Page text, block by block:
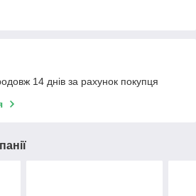
14 днів за рахунок покупця